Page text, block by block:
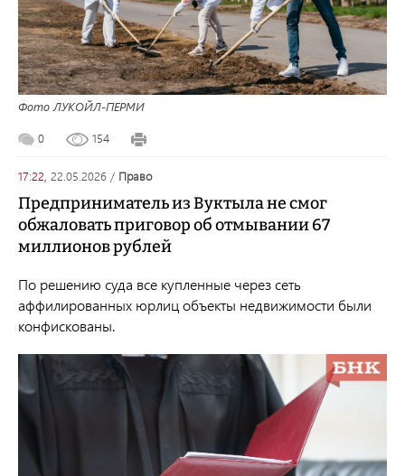
Фото ЛУКОЙЛ-ПЕРМИ
0 154
17:22, 22.05.2026 / право
Предприниматель из Вуктыла не смог
обжаловать приговор об отмывании 67
миллионов рублей
По решению суда все купленные через сеть
аффилированных юрлиц объекты недвижимости были
конфискованы.